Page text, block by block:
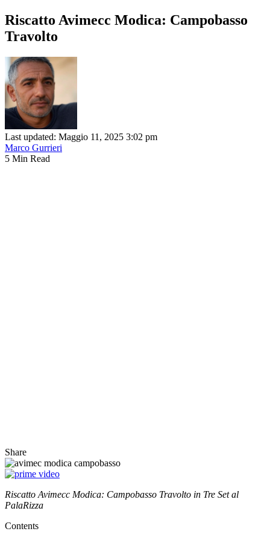
Riscatto Avimecc Modica: Campobasso
Travolto
Last updated: Maggio 11, 2025 3:02 pm
Marco Gurrieri
5 Min Read
Share
Riscatto Avimecc Modica: Campobasso Travolto in Tre Set al
PalaRizza
Contents